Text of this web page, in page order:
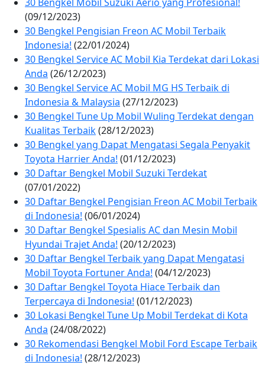
(09/12/2023)
30 Bengkel Pengisian Freon AC Mobil Terbaik
Indonesia! (22/01/2024)
30 Bengkel Service AC Mobil Kia Terdekat dari Lokasi
Anda (26/12/2023)
30 Bengkel Service AC Mobil MG HS Terbaik di
Indonesia & Malaysia (27/12/2023)
30 Bengkel Tune Up Mobil Wuling Terdekat dengan
Kualitas Terbaik(28/12/2023)
30 Bengkel yang Dapat Mengatasi Segala Penyakit
Toyota Harrier Anda! (01/12/2023)
30 Daftar Bengkel Mobil Suzuki Terdekat
(07/01/2022)
30 Daftar Bengkel Pengisian Freon AC Mobil Terbaik
di Indonesia! (06/01/2024)
30 Daftar Bengkel Spesialis AC dan Mesin Mobil
Hyundai Trajet Anda! (20/12/2023)
30 Daftar Bengkel Terbaik yang Dapat Mengatasi
Mobil Toyota Fortuner Anda! (04/12/2023)
30 Daftar Bengkel Toyota Hiace Terbaik dan
Terpercaya di Indonesia! (01/12/2023)
30 Lokasi Bengkel Tune Up Mobil Terdekat di Kota
Anda (24/08/2022)
30 Rekomendasi Bengkel Mobil Ford Escape Terbaik
di Indonesia! (28/12/2023)